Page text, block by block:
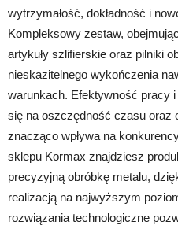
wytrzymałość, dokładność i
Kompleksowy zestaw,
artykuły szlifierskie oraz pilniki
nieskazitelnego wykończenia
warunkach. Efektywność pracy i
się na oszczędność czasu oraz
znacząco wpływa na
sklepu Kormax znajdziesz
precyzyjną obróbkę metalu,
realizacją na najwyższym
rozwiązania technologiczne